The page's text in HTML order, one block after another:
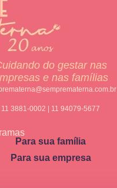
do gestar nas
e nas famílias
11 3881-0002 | 11 94079-5677
Para sua família
Para sua empresa